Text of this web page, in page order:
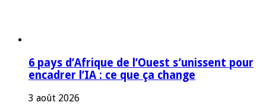
6 pays d’Afrique de l’Ouest s’unissent pour
encadrer l’IA : ce que ça change
3 août 2026